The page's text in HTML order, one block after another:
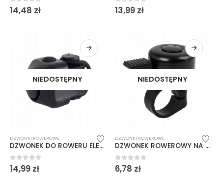
0 out of 5
14,48 zł 0out of 5
13,99 zł
NIEDOSTĘPNY
DZWONKI ROWEROWE
DZWONEK DO ROWERU ELEKTRONICZNY ROWEROWY
0 out of 5
14,99 zł
NIEDOSTĘPNY
DZWONKI ROWEROWE
DZWONEK ROWEROWY NA ROWER MIEJSKI GŁOŚNY
0 out of 5
6,78 zł
panel edu test panel edu test